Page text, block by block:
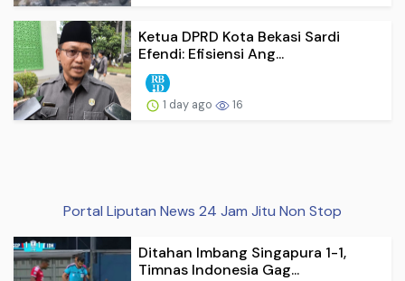
Ketua DPRD Kota Bekasi Sardi
Efendi: Efisiensi Ang...
1 day ago 16
Portal Liputan News 24 Jam Jitu Non Stop
Ditahan Imbang Singapura 1-1,
Timnas Indonesia Gag...